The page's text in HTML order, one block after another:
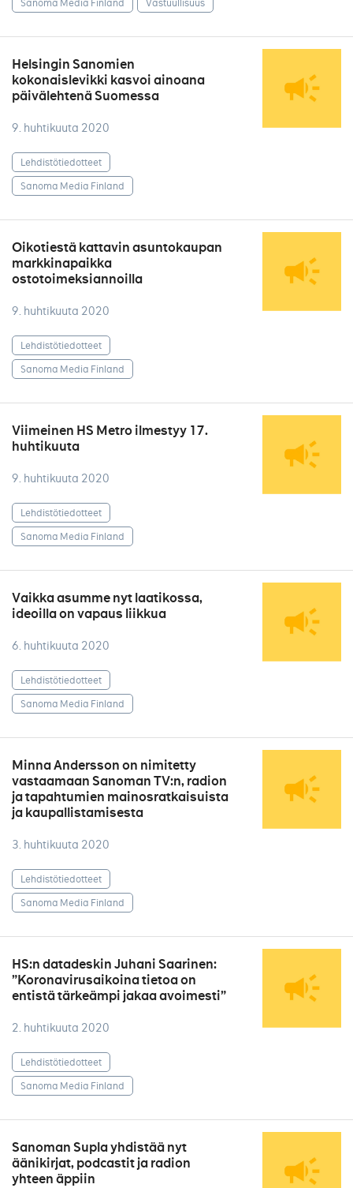
Sanoma Media Finland Vastuullisuus
Helsingin Sanomien
kokonaislevikki kasvoi ainoana
päivälehtenä Suomessa
9. huhtikuuta 2020
Lehdistötiedotteet
Sanoma Media Finland
Oikotiestä kattavin asuntokaupan
markkinapaikka
ostotoimeksiannoilla
9. huhtikuuta 2020
Lehdistötiedotteet
Sanoma Media Finland
Viimeinen HS Metro ilmestyy 17.
huhtikuuta
9. huhtikuuta 2020
Lehdistötiedotteet
Sanoma Media Finland
Vaikka asumme nyt laatikossa,
ideoilla on vapaus liikkua
6. huhtikuuta 2020
Lehdistötiedotteet
Sanoma Media Finland
Minna Andersson on nimitetty
vastaamaan Sanoman TV:n, radion
ja tapahtumien mainosratkaisuista
ja kaupallistamisesta
3. huhtikuuta 2020
Lehdistötiedotteet
Sanoma Media Finland
HS:n datadeskin Juhani Saarinen:
”Koronavirusaikoina tietoa on
entistä tärkeämpi jakaa avoimesti”
2. huhtikuuta 2020
Lehdistötiedotteet
Sanoma Media Finland
Sanoman Supla yhdistää nyt
äänikirjat, podcastit ja radion
yhteen äppiin